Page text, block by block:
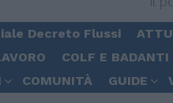
Decreto Flussi
COLF E BADANTI
COMUNITÀ GUIDE